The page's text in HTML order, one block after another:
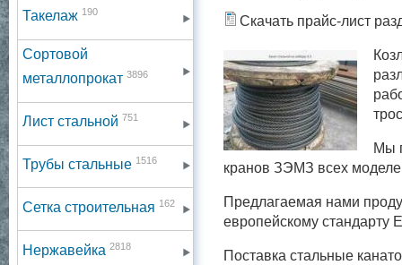
Такелаж 190
Сортовой
металлопрокат 3896
Лист стальной 751
Трубы стальные 1516
Сетка строительная 162
Нержавейка 2818
Скачать прайс-лист
Мы
кранов ЗЭМЗ всех
Предлагаемая нами
европейскому стандарту
Поставка стальные